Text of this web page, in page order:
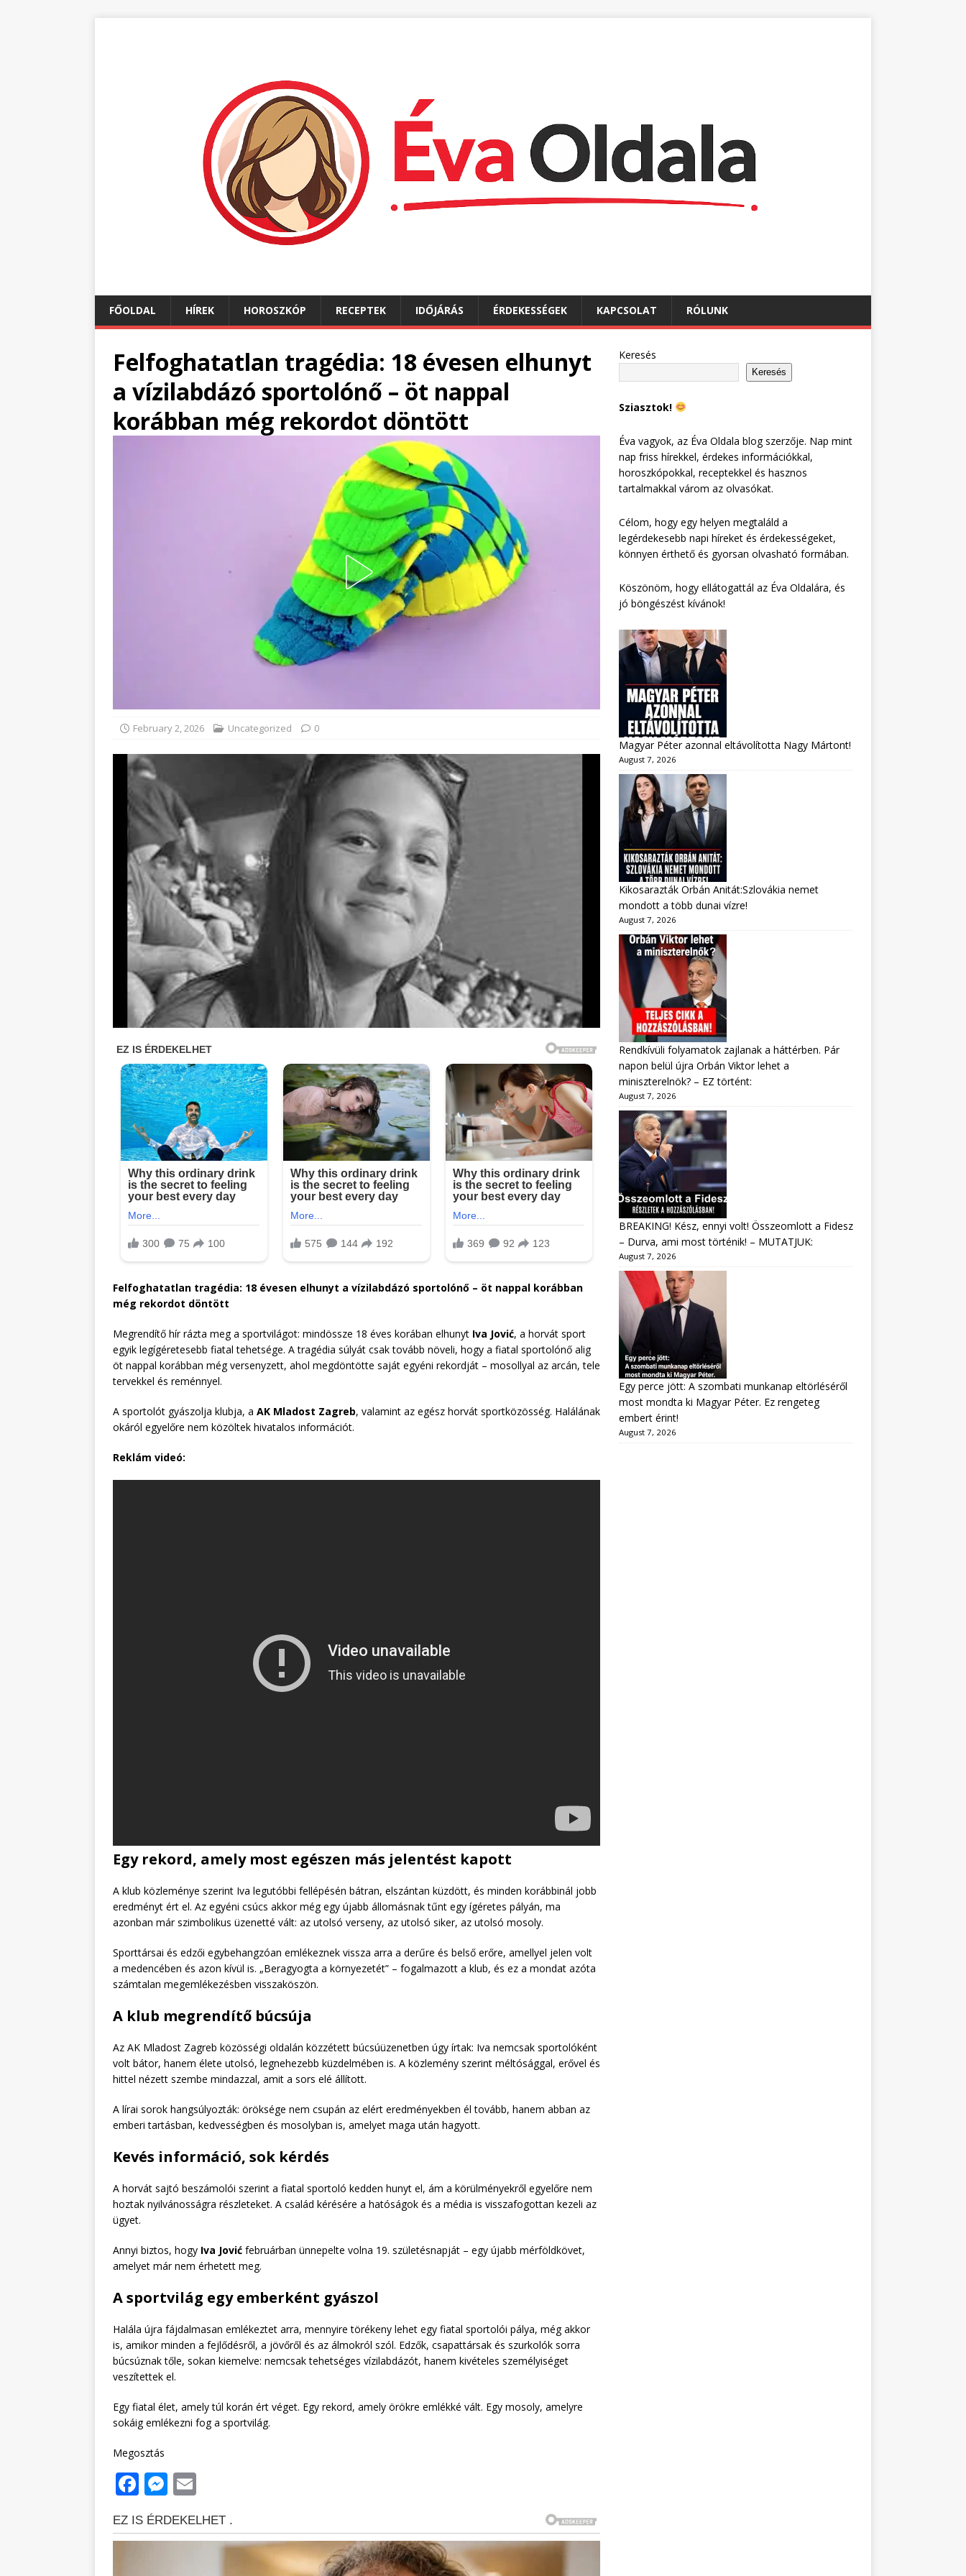
FŐOLDAL HÍREK HOROSZKÓP RECEPTEK IDŐJÁRÁS ÉRDEKESSÉGEK KAPCSOLAT RÓLUNK
Felfoghatatlan tragédia: 18 évesen elhunyt
a vízilabdázó sportolónő – öt nappal
korábban még rekordot döntött
February 2, 2026 Uncategorized 0
Felfoghatatlan tragédia: 18 évesen elhunyt a vízilabdázó sportolónő – öt nappal korábban
még rekordot döntött
Megrendítő hír rázta meg a sportvilágot: mindössze 18 éves korában elhunyt Iva Jović, a horvát sport
egyik legígéretesebb fiatal tehetsége. A tragédia súlyát csak tovább növeli, hogy a fiatal sportolónő alig
öt nappal korábban még versenyzett, ahol megdöntötte saját egyéni rekordját – mosollyal az arcán, tele
tervekkel és reménnyel.
A sportolót gyászolja klubja, a AK Mladost Zagreb, valamint az egész horvát sportközösség. Halálának
okáról egyelőre nem közöltek hivatalos információt.
Reklám videó:
Egy rekord, amely most egészen más jelentést kapott
A klub közleménye szerint Iva legutóbbi fellépésén bátran, elszántan küzdött, és minden korábbinál jobb
eredményt ért el. Az egyéni csúcs akkor még egy újabb állomásnak tűnt egy ígéretes pályán, ma
azonban már szimbolikus üzenetté vált: az utolsó verseny, az utolsó siker, az utolsó mosoly.
Sporttársai és edzői egybehangzóan emlékeznek vissza arra a derűre és belső erőre, amellyel jelen volt
a medencében és azon kívül is. „Beragyogta a környezetét” – fogalmazott a klub, és ez a mondat azóta
számtalan megemlékezésben visszaköszön.
A klub megrendítő búcsúja
Az AK Mladost Zagreb közösségi oldalán közzétett búcsúüzenetben úgy írtak: Iva nemcsak sportolóként
volt bátor, hanem élete utolsó, legnehezebb küzdelmében is. A közlemény szerint méltósággal, erővel és
hittel nézett szembe mindazzal, amit a sors elé állított.
A lírai sorok hangsúlyozták: öröksége nem csupán az elért eredményekben él tovább, hanem abban az
emberi tartásban, kedvességben és mosolyban is, amelyet maga után hagyott.
Kevés információ, sok kérdés
A horvát sajtó beszámolói szerint a fiatal sportoló kedden hunyt el, ám a körülményekről egyelőre nem
hoztak nyilvánosságra részleteket. A család kérésére a hatóságok és a média is visszafogottan kezeli az
ügyet.
Annyi biztos, hogy Iva Jović februárban ünnepelte volna 19. születésnapját – egy újabb mérföldkövet,
amelyet már nem érhetett meg.
A sportvilág egy emberként gyászol
Halála újra fájdalmasan emlékeztet arra, mennyire törékeny lehet egy fiatal sportolói pálya, még akkor
is, amikor minden a fejlődésről, a jövőről és az álmokról szól. Edzők, csapattársak és szurkolók sorra
búcsúznak tőle, sokan kiemelve: nemcsak tehetséges vízilabdázót, hanem kivételes személyiséget
veszítettek el.
Egy fiatal élet, amely túl korán ért véget. Egy rekord, amely örökre emlékké vált. Egy mosoly, amelyre
sokáig emlékezni fog a sportvilág.
Megosztás
F
a
c
M
ssai
Keresés
Keresés
Sziasztok!
Éva vagyok, az Éva Oldala blog szerzője. Nap mint
nap friss hírekkel, érdekes információkkal,
horoszkópokkal, receptekkel és hasznos
tartalmakkal várom az olvasókat.
Célom, hogy egy helyen megtaláld a
legérdekesebb napi híreket és érdekességeket,
könnyen érthető és gyorsan olvasható formában.
Köszönöm, hogy ellátogattál az Éva Oldalára, és
jó böngészést kívánok!
Magyar Péter azonnal eltávolította Nagy Mártont!
August 7, 2026
Kikosarazták Orbán Anitát:Szlovákia nemet
mondott a több dunai vízre!
August 7, 2026
Rendkívüli folyamatok zajlanak a háttérben. Pár
napon belül újra Orbán Viktor lehet a
miniszterelnök? – EZ történt:
August 7, 2026
BREAKING! Kész, ennyi volt! Összeomlott a Fidesz
– Durva, ami most történik! – MUTATJUK:
August 7, 2026
Egy perce jött: A szombati munkanap eltörléséről
most mondta ki Magyar Péter. Ez rengeteg
embert érint!
August 7, 2026